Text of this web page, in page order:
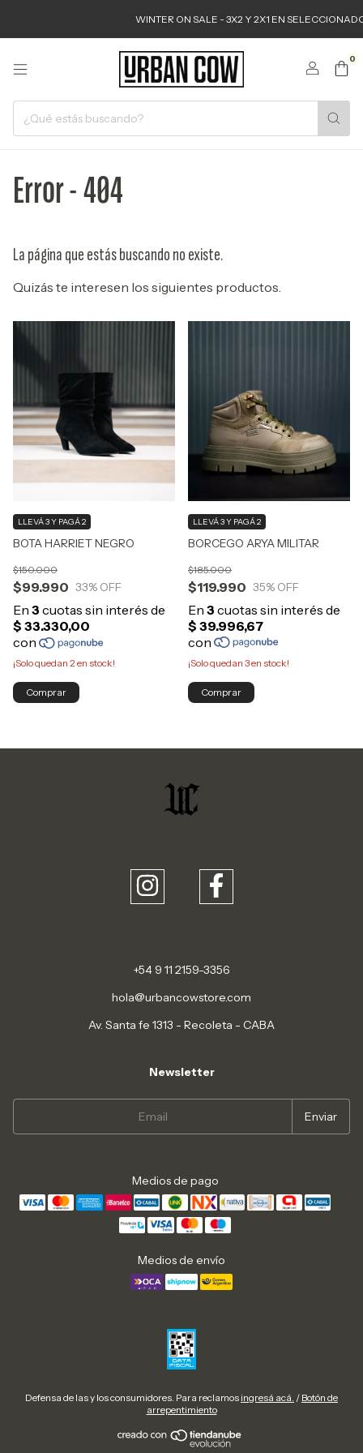
WINTER ON SALE - 3X2 Y 2X1 EN SELECCIONADOS
0
Error - 404
La página que estás buscando no existe.
Quizás te interesen los siguientes productos.
BOTA HARRIET NEGRO
$99.990
$150.000
33% OFF
LLEVÁ 3 Y PAGÁ 2
¡Solo quedan 2 en stock!
Comprar
BORCEGO ARYA MILITAR
$119.990
$185.000
35% OFF
LLEVÁ 3 Y PAGÁ 2
¡Solo quedan 3en stock!
Comprar
+54 9 11 2159-3356
hola@urbancowstore.com
Av. Santa fe 1313 - Recoleta - CABA
Newsletter
Medios de pago
Medios de envío
Defensa de las y los consumidores. Para reclamos ingresá acá. / Botón de
arrepentimiento